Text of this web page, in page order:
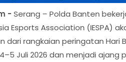
- Serang – Polda Banten
Esports Association (IESPA)
dari rangkaian peringatan
Juli 2026 dan menjadi